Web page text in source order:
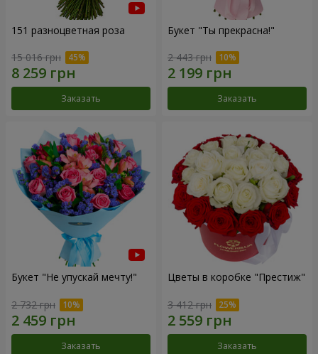
151 разноцветная роза
15 016 грн
Заказать
Букет "Ты прекрасна!"
2 443 грн
Заказать
Букет "Не упускай мечту!"
2 732 грн
Заказать
Цветы в коробке "Престиж"
3 412 грн
Заказать